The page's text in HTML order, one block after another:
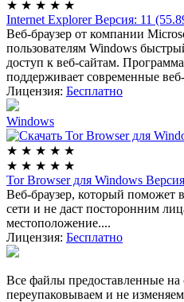
★ ★ ★ ★ ★
Internet ExplorerВерсия: 11
Веб-браузер от компании
пользователям Windows
доступ к веб-сайтам.
поддерживает современные
Лицензия: Бесплатно
Windows
★ ★ ★ ★ ★
★ ★ ★ ★ ★
Tor Browser для Windows
Веб-браузер, который поможет
сети и не даст посторонним
местоположение....
Лицензия: Бесплатно
Все файлы предоставленные
переупаковываем и не